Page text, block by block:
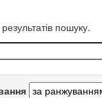
пошуку.